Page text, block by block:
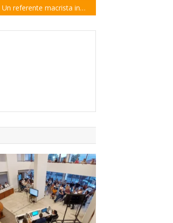
Un referente macrista insinuó el posible regreso de Miguel Del Sel a la política